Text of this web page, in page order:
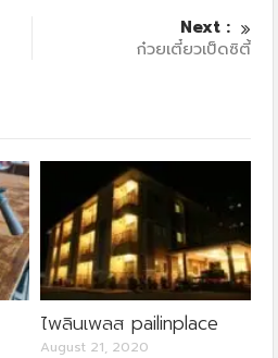
Next :
ก๋วยเตี๋ยวเป็ดซิตี้
ไพลินเพลส pailinplace
August 21, 2020